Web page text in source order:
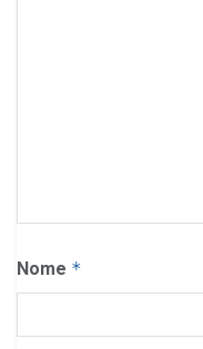
Nome *